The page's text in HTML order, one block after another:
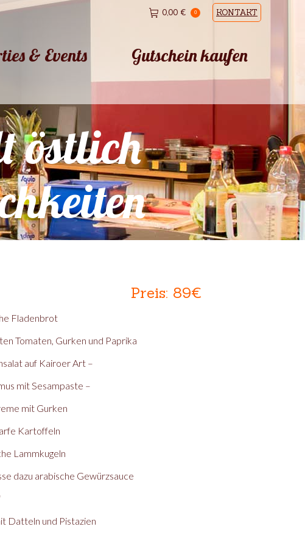
0,00 € 0 KONTAKT
& Events Gutschein kaufen
östlich
Preis: 89€
Fladenbrot
Tomaten, Gurken und Paprika
auf Kairoer Art –
mit Sesampaste –
mit Gurken
Kartoffeln
Lammkugeln
dazu arabische Gewürzsauce
Datteln und Pistazien
& Events Gutschein kaufen